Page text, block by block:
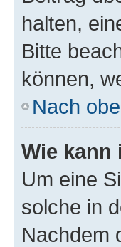
halten,
Bitte
können,
Nach
Wie kann
Um eine
solche in
Nachdem